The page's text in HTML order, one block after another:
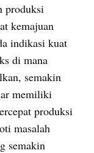
produksi
kemajuan
indikasi kuat
di mana
semakin
memiliki
produksi
masalah
semakin